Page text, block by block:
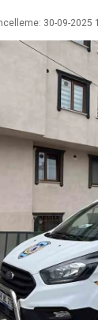
30-09-2025